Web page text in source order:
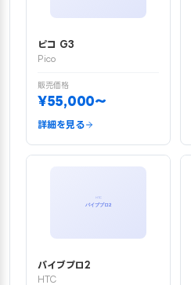
ピコ G3
Pico
販売価格
¥55,000〜
詳細を見る
バイブプロ2
HTC